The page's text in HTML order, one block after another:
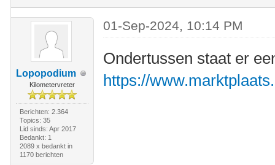
Lopopodium
Kilometervreter
Berichten: 2.364
Topics: 35
Lid sinds: Apr 2017
Bedankt: 1
2089 x bedankt in
1170 berichten
01-Sep-2024, 10:14 PM
Ondertussen staat er
https://